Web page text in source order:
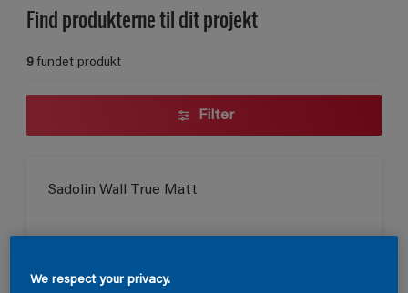
Find produkterne til dit projekt
9fundet produkt
Filter
Sadolin Wall True Matt
Smuk mat
We respect your privacy.